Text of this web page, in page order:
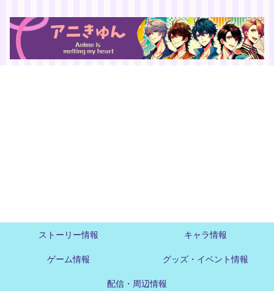
ストーリー情報 キャラ情報
ゲーム情報 グッズ・イベント情報
配信・周辺情報